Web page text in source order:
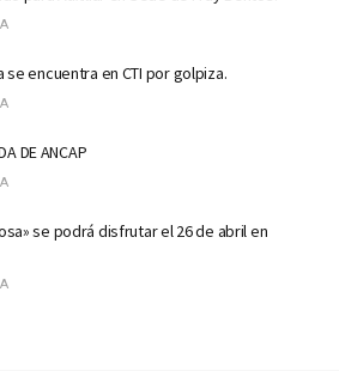
encuentra en CTI por golpiza.
DE ANCAP
se podrá disfrutar el 26 de abril en